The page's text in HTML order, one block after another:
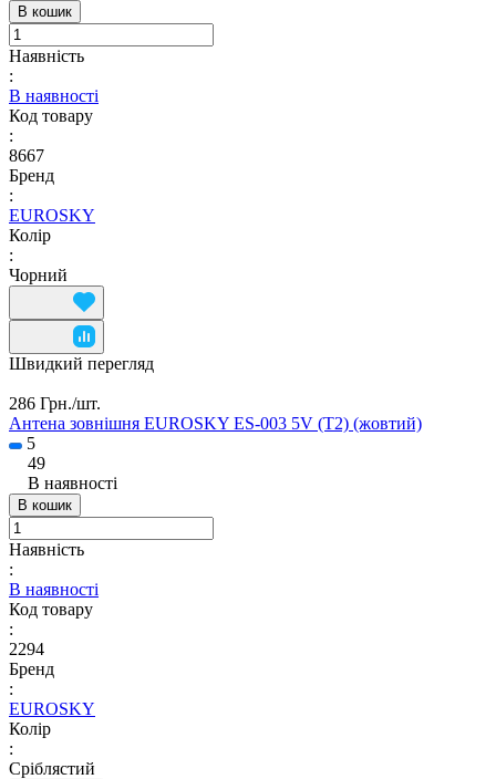
В кошик
Наявність
:
В наявності
Код товару
:
8667
Бренд
:
EUROSKY
Колір
:
Чорний
Швидкий перегляд
286 Грн./шт.
Антена зовнішня EUROSKY ES-003 5V (T2) (жовтий)
5
49
В наявності
В кошик
Наявність
:
В наявності
Код товару
:
2294
Бренд
:
EUROSKY
Колір
:
Сріблястий